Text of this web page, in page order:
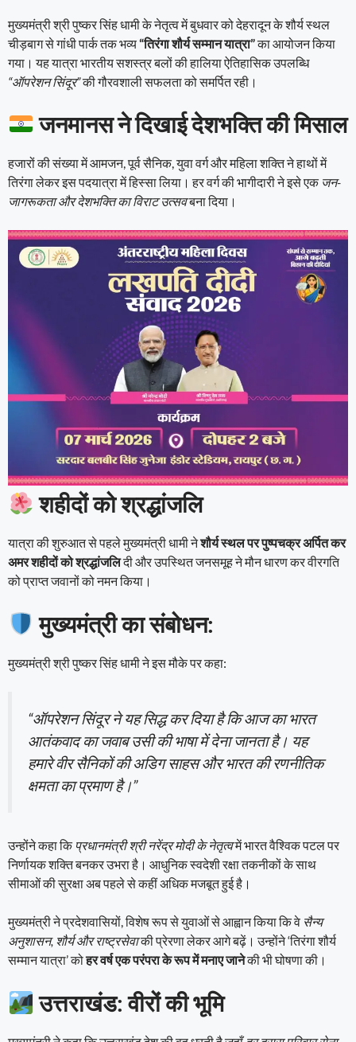
मुख्यमंत्री श्री पुष्कर सिंह धामी के नेतृत्व में बुधवार को देहरादून के शौर्य स्थल
चीड़बाग से गांधी पार्क तक भव्य“तिरंगा शौर्य सम्मान यात्रा”का आयोजन किया
गया। यह यात्रा भारतीय सशस्त्र बलों की हालिया ऐतिहासिक उपलब्धि
“ऑपरेशन सिंदूर”की गौरवशाली सफलता को समर्पित रही।
जनमानस ने दिखाई देशभक्ति की मिसाल
हजारों की संख्या में आमजन, पूर्व सैनिक, युवा वर्ग और महिला शक्ति ने हाथों में
तिरंगा लेकर इस पदयात्रा में हिस्सा लिया। हर वर्ग की भागीदारी ने इसे एक जन-
जागरूकता और देशभक्ति का विराट उत्सवबना दिया।
शहीदों को श्रद्धांजलि
यात्रा की शुरुआत से पहले मुख्यमंत्री धामी नेशौर्य स्थल पर पुष्पचक्र अर्पित कर
अमर शहीदों को श्रद्धांजलिदी और उपस्थित जनसमूह ने मौन धारण कर वीरगति
को प्राप्त जवानों को नमन किया।
मुख्यमंत्री का संबोधन:
मुख्यमंत्री श्री पुष्कर सिंह धामी ने इस मौके पर कहा:
“ऑपरेशन सिंदूर ने यह सिद्ध कर दिया है कि आज का भारत
आतंकवाद का जवाब उसी की भाषा में देना जानता है। यह
हमारे वीर सैनिकों की अडिग साहस और भारत की रणनीतिक
क्षमता का प्रमाण है।”
उन्होंने कहा कि प्रधानमंत्री श्री नरेंद्र मोदी के नेतृत्वमें भारत वैश्विक पटल पर
निर्णायक शक्ति बनकर उभरा है। आधुनिक स्वदेशी रक्षा तकनीकों के साथ
सीमाओं की सुरक्षा अब पहले से कहीं अधिक मजबूत हुई है।
मुख्यमंत्री ने प्रदेशवासियों, विशेष रूप से युवाओं से आह्वान किया कि वे सैन्य
अनुशासन, शौर्य और राष्ट्रसेवाकी प्रेरणा लेकर आगे बढ़ें। उन्होंने ‘तिरंगा शौर्य
सम्मान यात्रा’ कोहर वर्ष एक परंपरा के रूप में मनाए जानेकी भी घोषणा की।
उत्तराखंड: वीरों की भूमि